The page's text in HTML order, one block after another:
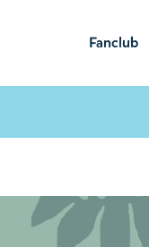
Fanclub